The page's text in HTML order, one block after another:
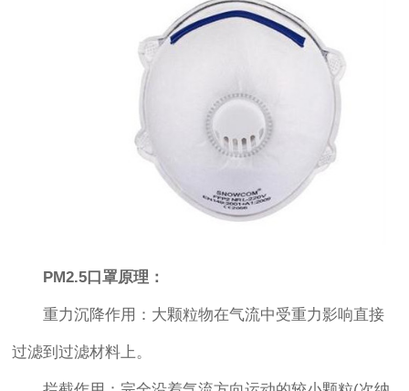
PM2.5口罩原理：
重力沉降作用：大颗粒物在气流中受重力影响直接
过滤到过滤材料上。